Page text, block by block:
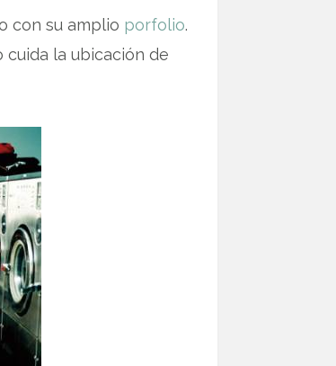
con su amplio porfolio.
cuida la ubicación de